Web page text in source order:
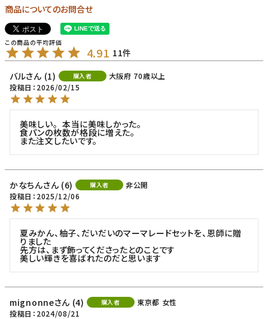
商品についてのお問合せ
4.91 11
バル
1 購入者 大阪府 70歳以上
投稿日
2026/02/15
美味しい｡  本当に美味しかった｡
食パンの枚数が格段に増えた。
また注文したいです。
かなちん 6 購入者
非公開
投稿日
2025/12/06
夏みかん、柚子、だいだいのマーマレードセットを、恩師に贈
りました
先方は、まず飾ってくださったとのことです
美しい輝きを喜ばれたのだと思います
mignonne 4 購入者 東京都 女性
投稿日
2024/08/21